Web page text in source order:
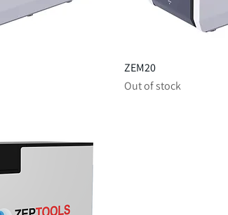
ZEM20
Out of stock